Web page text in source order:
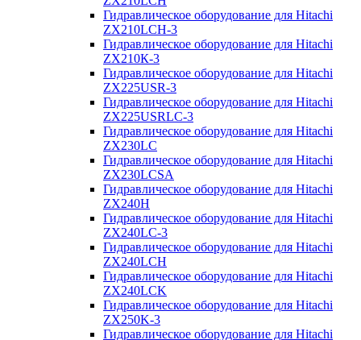
Гидравлическое оборудование для Hitachi
ZX210LCH-3
Гидравлическое оборудование для Hitachi
ZX210К-3
Гидравлическое оборудование для Hitachi
ZX225USR-3
Гидравлическое оборудование для Hitachi
ZX225USRLC-3
Гидравлическое оборудование для Hitachi
ZX230LC
Гидравлическое оборудование для Hitachi
ZX230LCSA
Гидравлическое оборудование для Hitachi
ZX240H
Гидравлическое оборудование для Hitachi
ZX240LC-3
Гидравлическое оборудование для Hitachi
ZX240LCH
Гидравлическое оборудование для Hitachi
ZX240LCK
Гидравлическое оборудование для Hitachi
ZX250K-3
Гидравлическое оборудование для Hitachi